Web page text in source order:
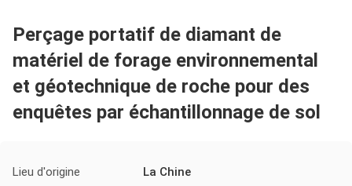
Perçage portatif de diamant de
matériel de forage environnemental
et géotechnique de roche pour des
enquêtes par échantillonnage de sol
Lieu d'origine La Chine